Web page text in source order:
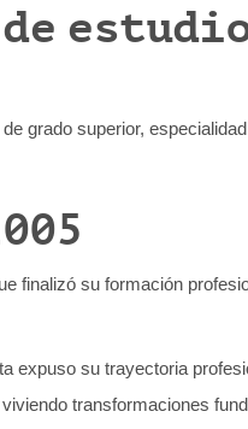
grado superior, especialidad
finalizó su formación
expuso su trayectoria
transformaciones